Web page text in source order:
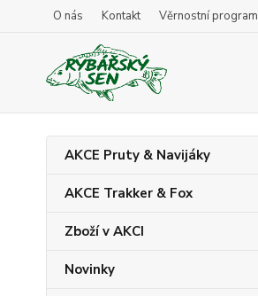
O nás Kontakt Věrnostní program
AKCE Pruty & Navijáky
AKCE Trakker & Fox
Zboží v AKCI
Novinky